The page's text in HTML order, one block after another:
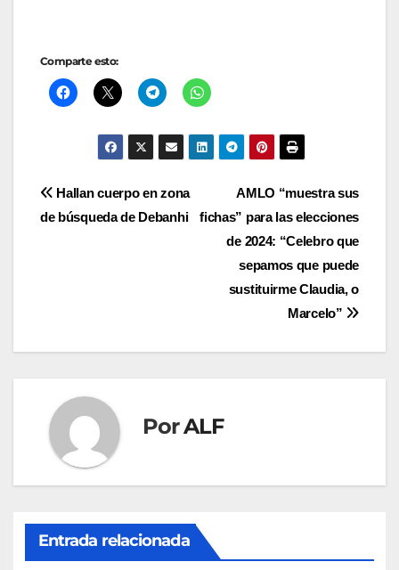
Comparte esto:
Navegación
AMLO “muestra sus
fichas” para las elecciones
de 2024: “Celebro que
sepamos que puede
sustituirme Claudia, o
Marcelo”
Hallan cuerpo en zona
de búsqueda de Debanhi
PorALF
Entrada relacionada